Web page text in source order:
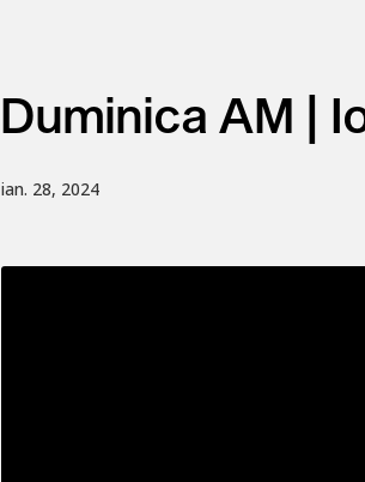
Duminica AM |
ian. 28, 2024